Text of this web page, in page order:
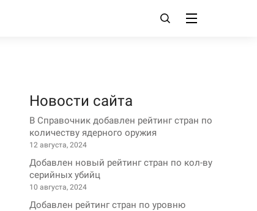
Новости сайта
В Справочник добавлен рейтинг стран по
количеству ядерного оружия
12 августа, 2024
Добавлен новый рейтинг стран по кол-ву
серийных убийц
10 августа, 2024
Добавлен рейтинг стран по уровню